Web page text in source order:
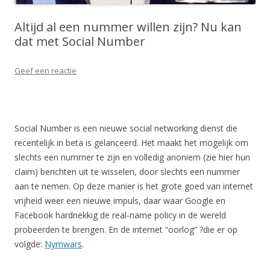
Altijd al een nummer willen zijn? Nu kan
dat met Social Number
Geef een reactie
Social Number is een nieuwe social networking dienst die
recentelijk in beta is gelanceerd. Het maakt het mogelijk om
slechts een nummer te zijn en volledig anoniem (zie hier hun
claim) berichten uit te wisselen, door slechts een nummer
aan te nemen. Op deze manier is het grote goed van internet
vrijheid weer een nieuwe impuls, daar waar Google en
Facebook hardnekkig de real-name policy in de wereld
probeerden te brengen. En de internet “oorlog” ?die er op
volgde: Nymwars.